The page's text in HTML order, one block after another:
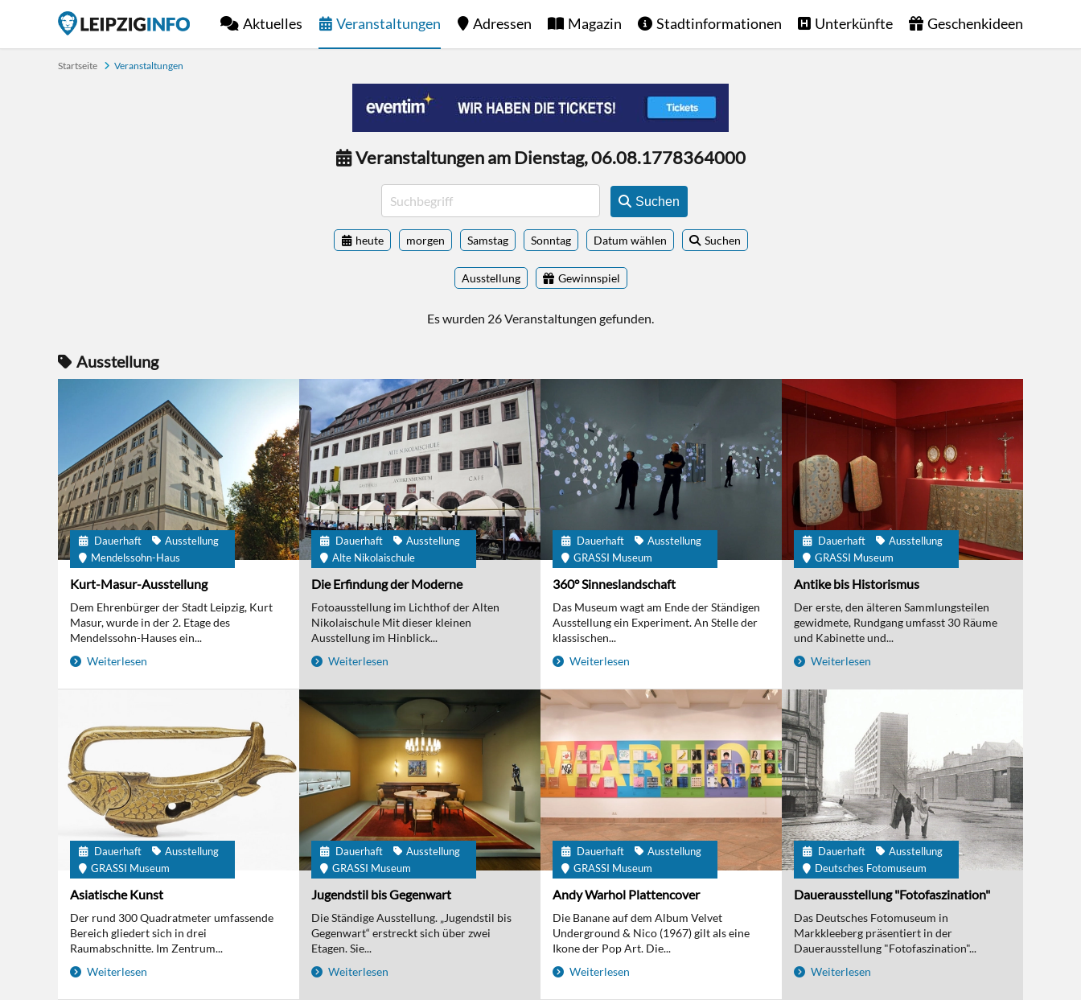
Aktuelles Veranstaltungen Adressen Magazin Stadtinformationen Unterkünfte Geschenkideen
Startseite Veranstaltungen
Veranstaltungen am Dienstag, 06.08.1778364000
Suchen
heute morgen Samstag Sonntag Datum wählen Suchen
Ausstellung Gewinnspiel
Es wurden 26 Veranstaltungen gefunden.
Ausstellung
Dauerhaft
Ausstellung
Mendelssohn-Haus
Kurt-Masur-Ausstellung
Dem Ehrenbürger der Stadt Leipzig, Kurt
Masur, wurde in der 2. Etage des
Mendelssohn-Hauses ein...
Weiterlesen
Dauerhaft
Ausstellung
Alte Nikolaischule
Die Erfindung der Moderne
Fotoausstellung im Lichthof der Alten
Nikolaischule Mit dieser kleinen
Ausstellung im Hinblick...
Weiterlesen
Dauerhaft
Ausstellung
GRASSI Museum
360° Sinneslandschaft
Das Museum wagt am Ende der Ständigen
Ausstellung ein Experiment. An Stelle der
klassischen...
Weiterlesen
Dauerhaft
Ausstellung
GRASSI Museum
Antike bis Historismus
Der erste, den älteren Sammlungsteilen
gewidmete, Rundgang umfasst 30 Räume
und Kabinette und...
Weiterlesen
Dauerhaft
Ausstellung
GRASSI Museum
Asiatische Kunst
Der rund 300 Quadratmeter umfassende
Bereich gliedert sich in drei
Raumabschnitte. Im Zentrum...
Weiterlesen
Dauerhaft
Ausstellung
GRASSI Museum
Jugendstil bis Gegenwart
Die Ständige Ausstellung. „Jugendstil bis
Gegenwart“ erstreckt sich über zwei
Etagen. Sie...
Weiterlesen
Dauerhaft
Ausstellung
GRASSI Museum
Andy Warhol Plattencover
Die Banane auf dem Album Velvet
Underground & Nico (1967) gilt als eine
Ikone der Pop Art. Die...
Weiterlesen
Dauerhaft
Ausstellung
Deutsches Fotomuseum
Dauerausstellung "Fotofaszination"
Das Deutsches Fotomuseum in
Markkleeberg präsentiert in der
Dauerausstellung "Fotofaszination"...
Weiterlesen